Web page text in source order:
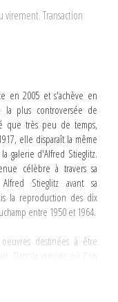
virement. Transaction
en 2005 et s'achève en
la plus controversée de
que très peu de temps,
elle disparaît la même
galerie d'Alfred Stieglitz.
célèbre à travers sa
Stieglitz avant sa
la reproduction des dix
entre 1950 et 1964.
destinées à être
concevoir les oeuvres